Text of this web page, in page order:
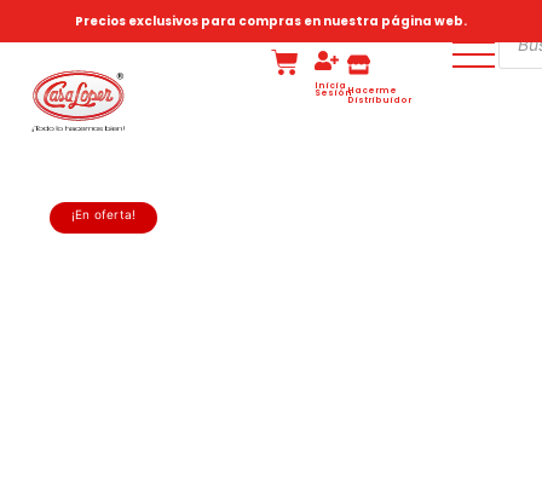
Precios exclusivos para compras en nuestra página web.
Inicia
SesiónHacerme
Distribuidor
¡En oferta!